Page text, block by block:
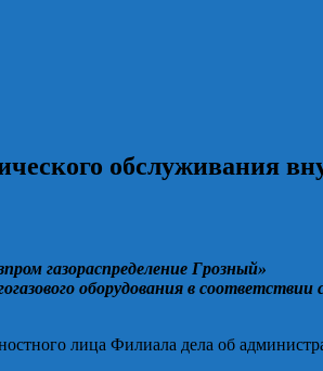
обслуживания
газораспределение Грозный»
газового оборудования в соответствии
лица Филиала дела об